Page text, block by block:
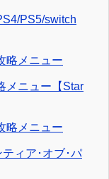
PS5/switch
略メニュー
メニュー【Star
略メニュー
ティア･オブ･パ